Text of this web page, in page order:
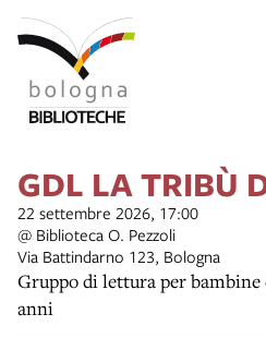
GDL LA TRIBÙ
22 settembre 2026, 17:00
@ Biblioteca O. Pezzoli
Via Battindarno 123, Bologna
Gruppo di lettura per
anni